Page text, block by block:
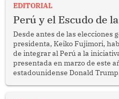
EDITORIAL
Perú y el Escudo de
Desde antes de las elecciones
presidenta, Keiko Fujimori,
de integrar al Perú a la
presentada en marzo de este
estadounidense Donald